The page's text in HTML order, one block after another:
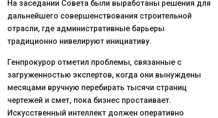
На заседании Совета были выработаны решения для
дальнейшего совершенствования строительной
отрасли, где административные барьеры
традиционно нивелируют инициативу.
Генпрокурор отметил проблемы, связанные с
загруженностью экспертов, когда они вынуждены
месяцами вручную перебирать тысячи страниц
чертежей и смет, пока бизнес простаивает.
Искусственный интеллект должен оперативно